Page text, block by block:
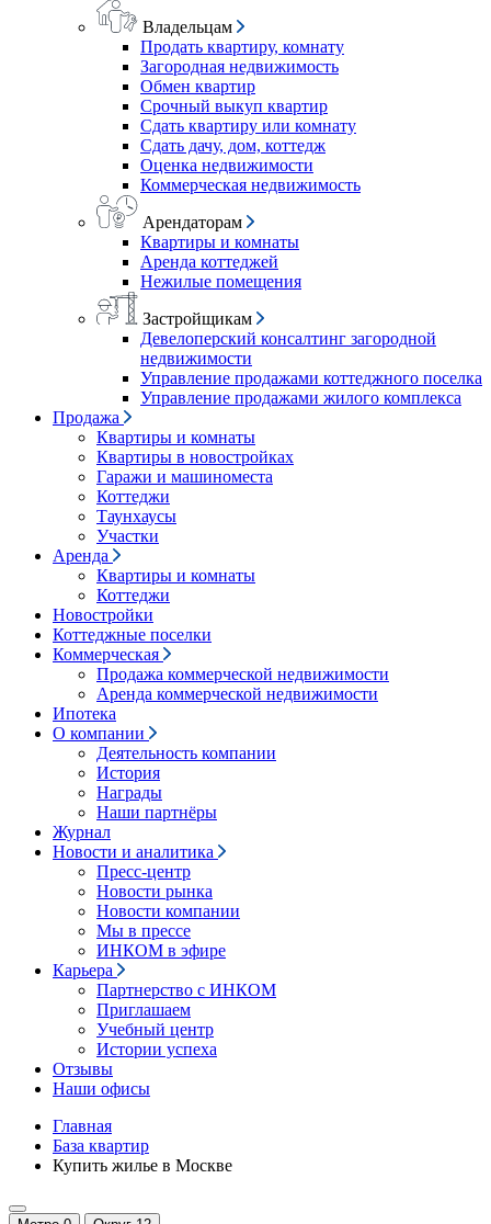
Владельцам
Продать квартиру, комнату
Загородная недвижимость
Обмен квартир
Срочный выкуп квартир
Сдать квартиру или комнату
Сдать дачу, дом, коттедж
Оценка недвижимости
Коммерческая недвижимость
Арендаторам
Квартиры и комнаты
Аренда коттеджей
Нежилые помещения
Застройщикам
Девелоперский консалтинг загородной
недвижимости
Управление продажами коттеджного поселка
Управление продажами жилого комплекса
Продажа
Квартиры и комнаты
Квартиры в новостройках
Гаражи и машиноместа
Коттеджи
Таунхаусы
Участки
Аренда
Квартиры и комнаты
Коттеджи
Новостройки
Коттеджные поселки
Коммерческая
Продажа коммерческой недвижимости
Аренда коммерческой недвижимости
Ипотека
О компании
Деятельность компании
История
Награды
Наши партнёры
Журнал
Новости и аналитика
Пресс-центр
Новости рынка
Новости компании
Мы в прессе
ИНКОМ в эфире
Карьера
Партнерство с ИНКОМ
Приглашаем
Учебный центр
Истории успеха
Отзывы
Наши офисы
Главная
База квартир
Купить жилье в Москве